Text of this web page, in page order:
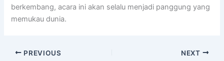
berkembang, acara ini akan selalu menjadi panggung yang
memukau dunia.
PREVIOUS NEXT